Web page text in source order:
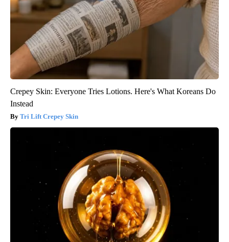
Crepey Skin: Everyone Tries Lotions. Here's What Koreans Do
Instead
Tri Lift Crepey Skin